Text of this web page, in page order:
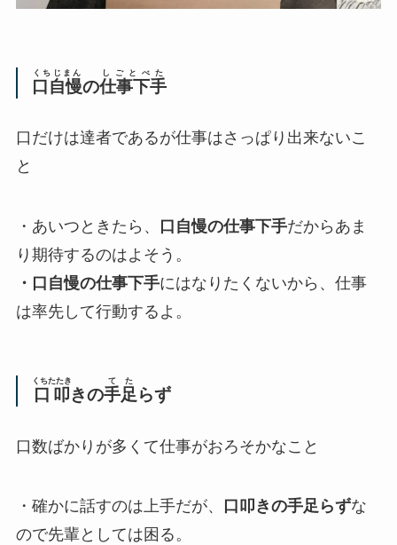
口自慢
くちじまん
の仕事下手
しごとべた
口だけは達者であるが仕事はさっぱり出来ないこ
と
・あいつときたら、 口自慢の仕事下手だからあま
り期待するのはよそう。
・口自慢の仕事下手にはなりたくないから、仕事
は率先して行動するよ。
口叩
くちたたき
きの手足
てた
らず
口数ばかりが多くて仕事がおろそかなこと
・確かに話すのは上手だが、 口叩きの手足らずな
ので先輩としては困る。